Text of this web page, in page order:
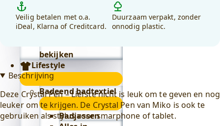
Badeend
bekijken
Lifestyle
submenu
Badeend badtextiel
submenu
Badjassen
Veilig betalen met o.a.
iDeal, Klarna of Creditcard.
Duurzaam verpakt, zonder
onnodig plastic.
Beschrijving
Deze Crystal Pen – Liefste nicht is leuk om te geven en nog
leuker om te krijgen. De Crystal Pen van Miko is ook te
gebruiken als stylus voor smarphone of tablet.